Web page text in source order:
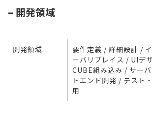
– 開発領域
開発領域
要件定義 / 詳細設計 /
ーバリプレイス / UIデ
CUBE組み込み / サー
トエンド開発 / テスト
用